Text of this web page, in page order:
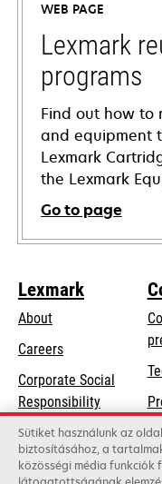
new
tab
WEB PAGE
Lexmark
programs
Find out how to
and equipment
Lexmark
the Lexmark
Go to page
Lexmark
About
Careers
Corporate Social
Responsibilityopens
a
new
Sustainability
Lexmark Partners
Sütiket használunk az
biztosításához, a
közösségi média funkciók